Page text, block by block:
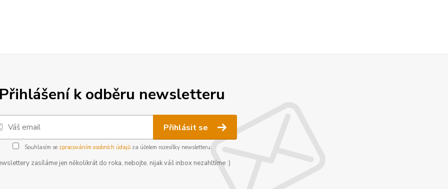
k odběru newsletteru
Přihlásit se
Souhlasím se zpracováním osobních údajůza účelem rozesílky newsletteru.
zasíláme jen několikrát do roka, nebojte, nijak váš inbox nezahltíme :)